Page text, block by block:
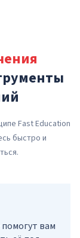
Fast Education
быстро и
вам